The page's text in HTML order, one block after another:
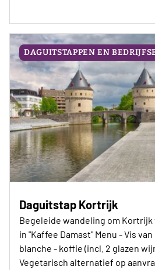
DAGUITSTAPPEN EN
Daguitstap Kortrijk
Begeleide wandeling om
in "Kaffee Damast" Menu - Vis
blanche - koffie (incl. 2 glazen
Vegetarisch alternatief op